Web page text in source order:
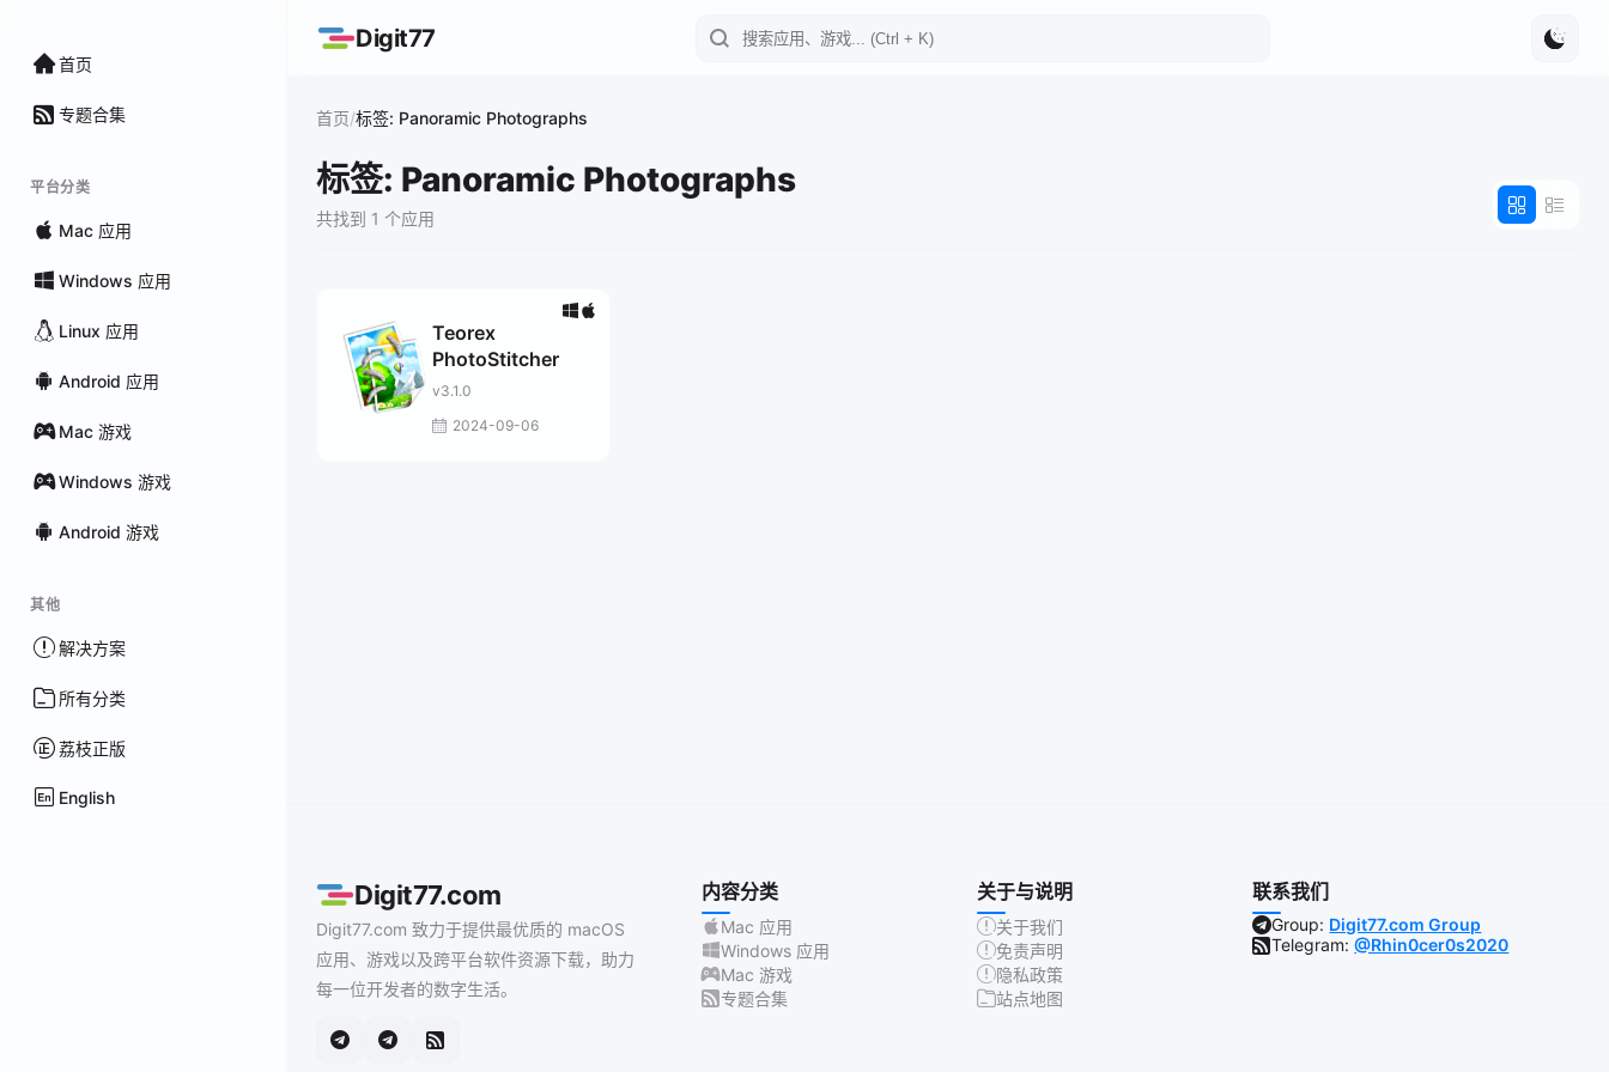
首页
专题合集
平台分类
Mac 应用
Windows 应用
Linux 应用
Android 应用
Mac 游戏
Windows 游戏
Android 游戏
其他
解决方案
所有分类
荔枝正版
English
Digit77
首页/标签: Panoramic Photographs
标签: Panoramic Photographs
共找到 1 个应用
Teorex
PhotoStitcher
v3.1.0
2024-09-06
Digit77.com
Digit77.com 致力于提供最优质的 macOS
应用、游戏以及跨平台软件资源下载，助力
每一位开发者的数字生活。
内容分类
Mac 应用
Windows 应用
Mac 游戏
专题合集
关于与说明
关于我们
免责声明
隐私政策
站点地图
联系我们
Group: Digit77.com Group
Telegram:@Rhin0cer0s2020